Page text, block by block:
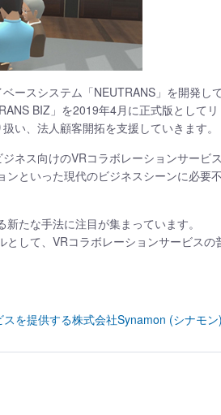
ースシステム「NEUTRANS」を開発し
BIZ」を2019年4月に正式版としてリ
い、法人顧客開拓を支援していきます。
ネス向けのVRコラボレーションサービ
といった現代のビジネスシーンに必要
たな手法に注目が集まっています。
して、VRコラボレーションサービスの
を提供する株式会社Synamon (シナモ